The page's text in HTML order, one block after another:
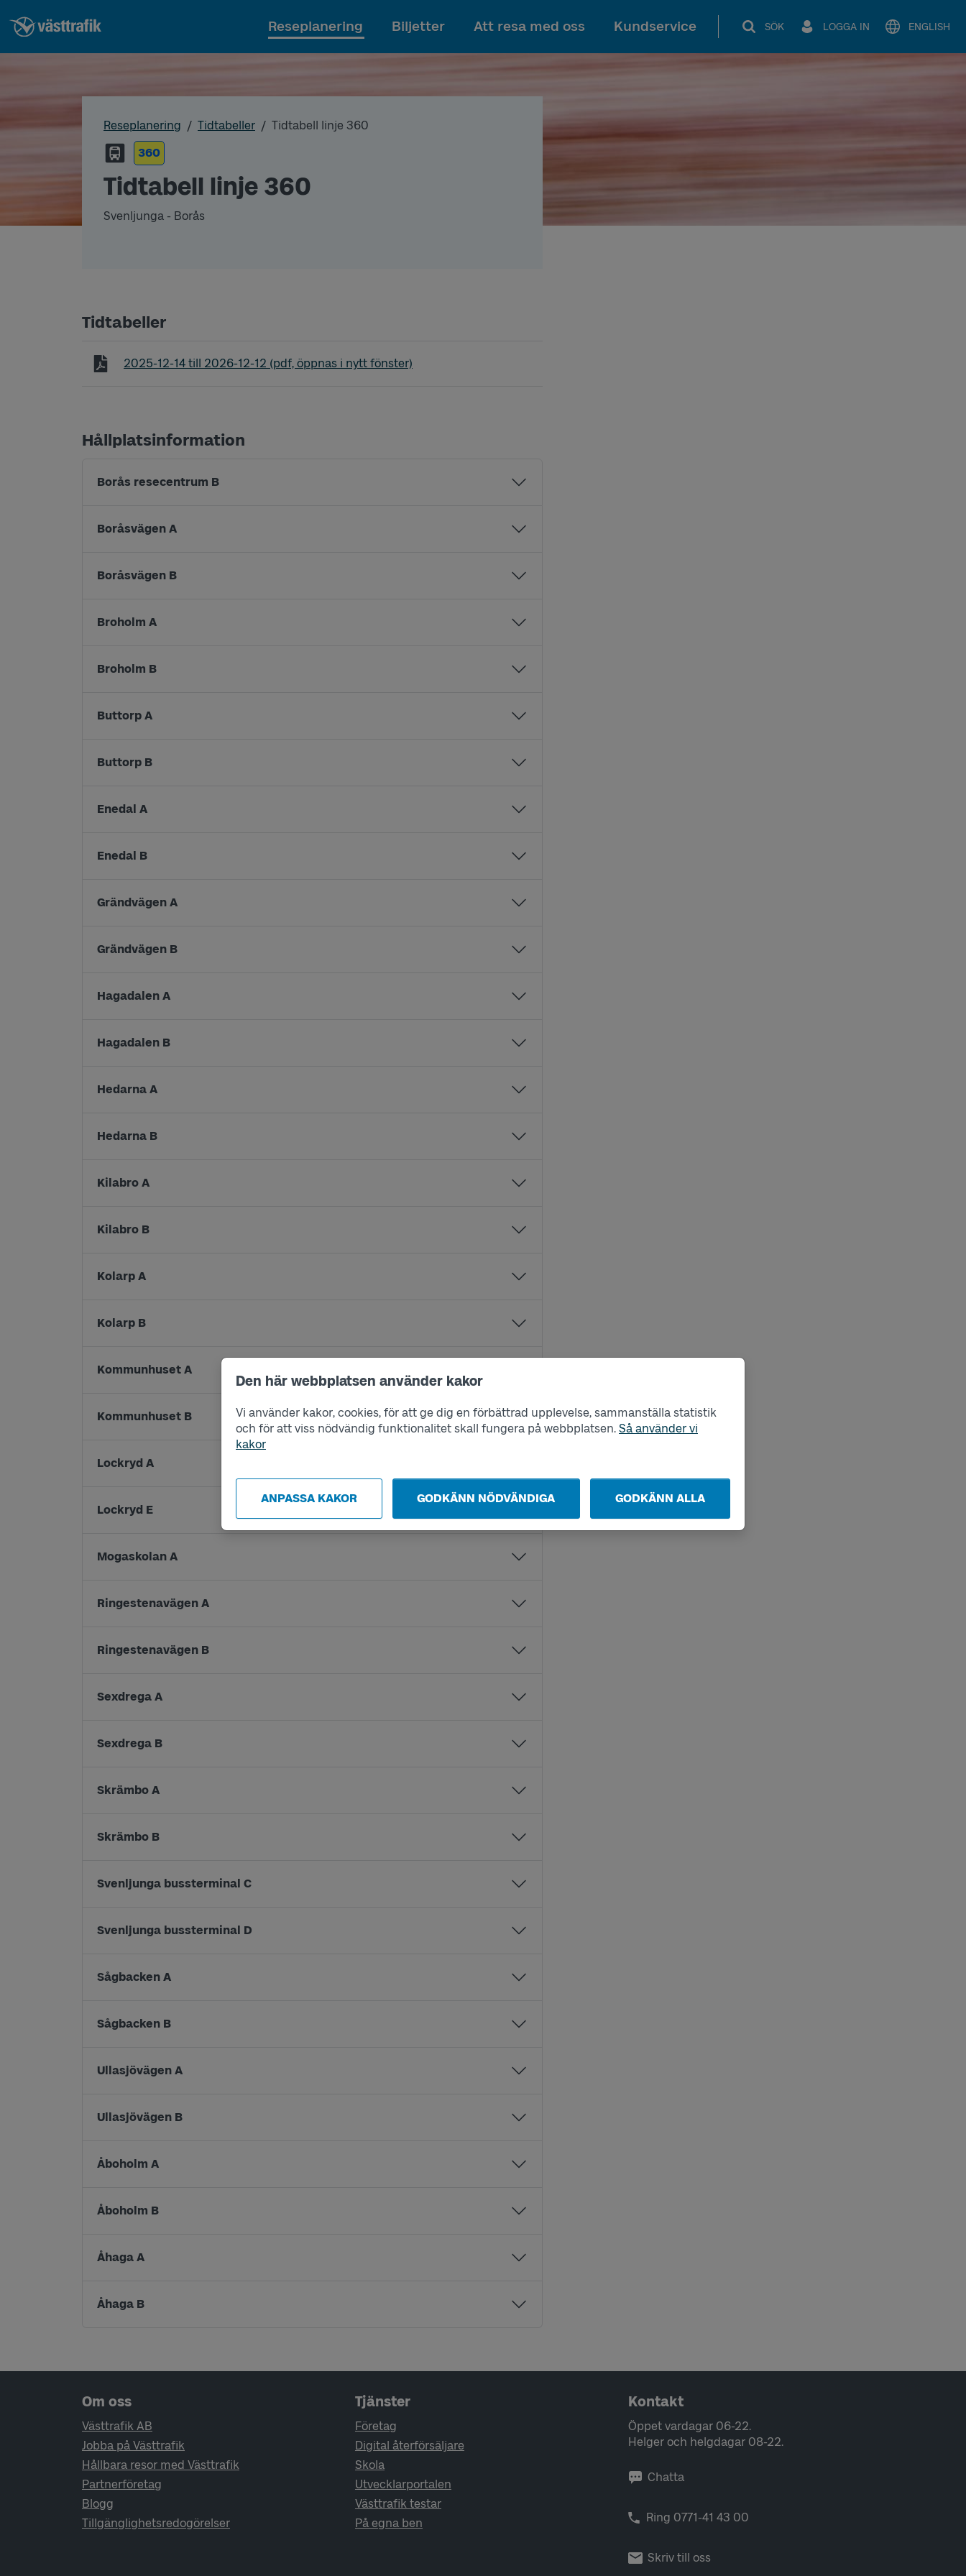
Den här webbplatsen använder kakor
Vi använder kakor, cookies, för att ge dig en förbättrad upplevelse, sammanställa statistik
och för att viss nödvändig funktionalitet skall fungera på webbplatsen. Så använder vi
kakor
ANPASSA KAKOR GODKÄNN NÖDVÄNDIGA GODKÄNN ALLA
Till innehållet
Reseplanering Biljetter Att resa med oss Kundservice SÖK LOGGA IN ENGLISH
Reseplanering Tidtabeller
Tidtabell linje 360
360
Tidtabell linje 360
Svenljunga - Borås
Tidtabeller
Tidtabell linje 360 Svenljunga - Borås
2025-12-14 till 2026-12-12 (pdf, öppnas i nytt fönster)
Hållplatsinformation
Borås resecentrum B
Boråsvägen A
Boråsvägen B
Broholm A
Broholm B
Buttorp A
Buttorp B
Enedal A
Enedal B
Grändvägen A
Grändvägen B
Hagadalen A
Hagadalen B
Hedarna A
Hedarna B
Kilabro A
Kilabro B
Kolarp A
Kolarp B
Kommunhuset A
Kommunhuset B
Lockryd A
Lockryd E
Mogaskolan A
Ringestenavägen A
Ringestenavägen B
Sexdrega A
Sexdrega B
Skrämbo A
Skrämbo B
Svenljunga bussterminal C
Svenljunga bussterminal D
Sågbacken A
Sågbacken B
Ullasjövägen A
Ullasjövägen B
Åboholm A
Åboholm B
Åhaga A
Åhaga B
Sidfotsnavigering
Om oss
Västtrafik AB
Jobba på Västtrafik
Hållbara resor med Västtrafik
Partnerföretag
Blogg
Tillgänglighetsredogörelser
Tjänster
Företag
Digital återförsäljare
Skola
Utvecklarportalen
Västtrafik testar
På egna ben
Kontakt
Öppet vardagar 06-22.
Helger och helgdagar 08-22.
Chatta
Ring 0771-41 43 00
Skriv till oss